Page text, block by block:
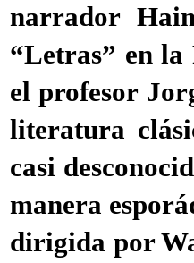
narrador
“Letras” en
el profesor
literatura
casi
manera
dirigida por